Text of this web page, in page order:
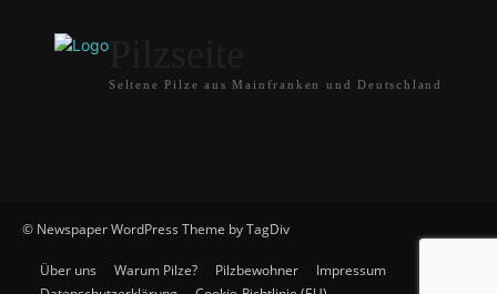
Seltene Pilze aus Mainfranken und Deutschland
© Newspaper WordPress Theme by TagDiv
Über uns Warum Pilze? Pilzbewohner
Impressum